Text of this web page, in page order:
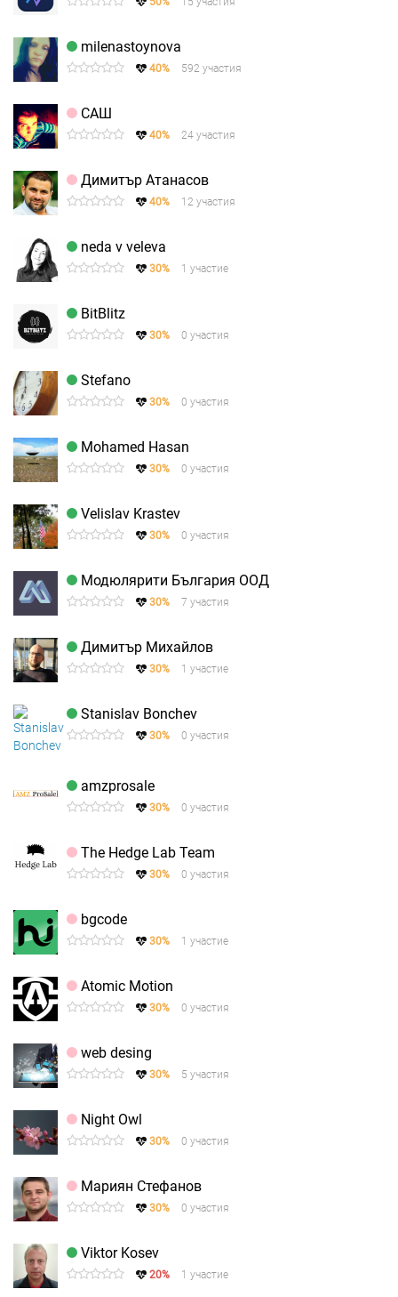
milenastoynova
40% 592 участия
САШ
40% 24 участия
Димитър Атанасов
40% 12 участия
neda v veleva
30% 1 участие
BitBlitz
30% 0 участия
Stefano
30% 0 участия
Mohamed Hasan
30% 0 участия
Velislav Krastev
30% 0 участия
Модюлярити България ООД
30% 7 участия
Димитър Михайлов
30% 1 участие
Stanislav Bonchev
30% 0 участия
amzprosale
30% 0 участия
The Hedge Lab Team
30% 0 участия
bgcode
30% 1 участие
Atomic Motion
30% 0 участия
web desing
30% 5 участия
Night Owl
30% 0 участия
Мариян Стефанов
30% 0 участия
Viktor Kosev
20% 1 участие